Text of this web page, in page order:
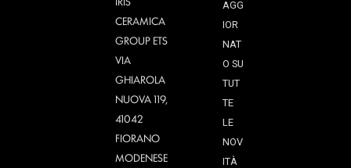
CERAMICA
GROUP ETS
VIA
GHIAROLA
NUOVA 119,
41042
FIORANO
MODENESE
AGG
IOR
NAT
O SU
TUT
TE
LE
NOV
ITÀ